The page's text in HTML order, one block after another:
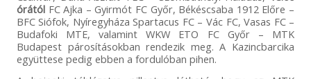
órátólFC Ajka – Gyirmót FC Győr, Békéscsaba 1912 Előre –
BFC Siófok, Nyíregyháza Spartacus FC – Vác FC, Vasas FC –
Budafoki MTE, valamint WKW ETO FC Győr – MTK
Budapest párosításokban rendezik meg. A Kazincbarcika
együttese pedig ebben a fordulóban pihen.